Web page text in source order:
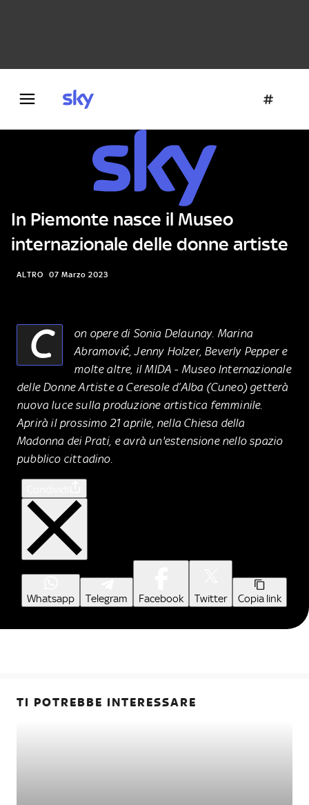
In Piemonte nasce il Museo
internazionale delle donne artiste
ALTRO 07 Marzo 2023
C
on opere di Sonia Delaunay. Marina
Abramović, Jenny Holzer, Beverly Pepper e
molte altre, il MIDA - Museo Internazionale
delle Donne Artiste a Ceresole d’Alba (Cuneo) getterà
nuova luce sulla produzione artistica femminile.
Aprirà il prossimo 21 aprile, nella Chiesa della
Madonna dei Prati, e avrà un'estensione nello spazio
pubblico cittadino.
Whatsapp Telegram Facebook Twitter Copia link
TI POTREBBE INTERESSARE